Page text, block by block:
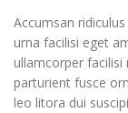
Accumsan
urna facilisi eget
ullamcorper facilisi
parturient fusce
leo litora dui